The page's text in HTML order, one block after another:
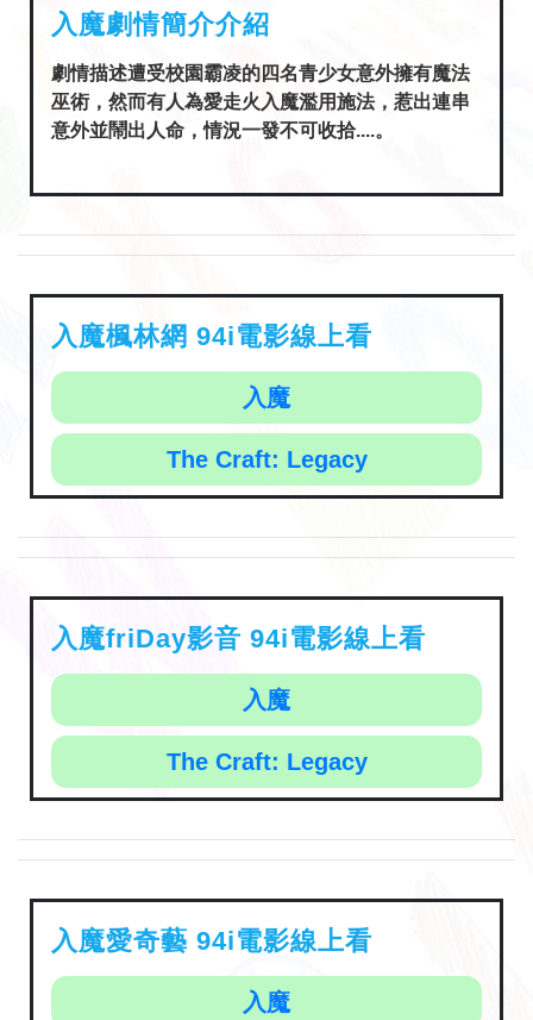
入魔劇情簡介介紹
劇情描述遭受校園霸凌的四名青少女意外擁有魔法
巫術，然而有人為愛走火入魔濫用施法，惹出連串
意外並鬧出人命，情況一發不可收拾....。
入魔楓林網 94i電影線上看
入魔
The Craft: Legacy
入魔friDay影音 94i電影線上看
入魔
The Craft: Legacy
入魔愛奇藝 94i電影線上看
入魔